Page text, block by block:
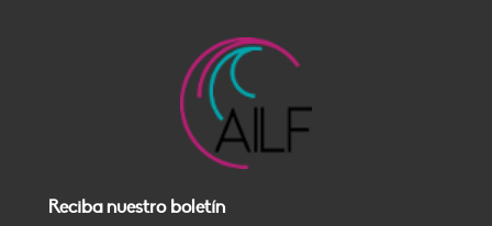
Reciba nuestro boletín